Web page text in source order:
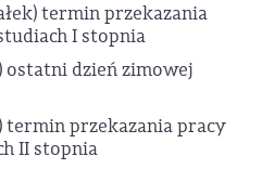
termin przekazania
I stopnia
ostatni dzień zimowej
termin przekazania pracy
II stopnia